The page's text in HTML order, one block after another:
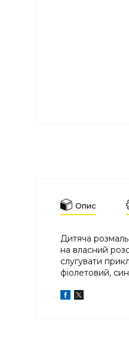
Опис
Дитяча
на власний
слугувати
фіолетовий,